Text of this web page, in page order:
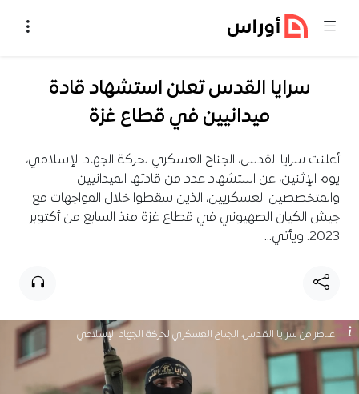
سرايا القدس تعلن استشهاد قادة
ميدانيين في قطاع غزة
أعلنت سرايا القدس، الجناح العسكري لحركة الجهاد الإسلامي،
يوم الإثنين، عن استشهاد عدد من قادتها الميدانيين
والمتخصصين العسكريين، الذين سقطوا خلال المواجهات مع
جيش الكيان الصهيوني في قطاع غزة منذ السابع من أكتوبر
2023. ويأتي…
عناصر من سرايا القدس، الجناح العسكري لحركة الجهاد الإسلامي